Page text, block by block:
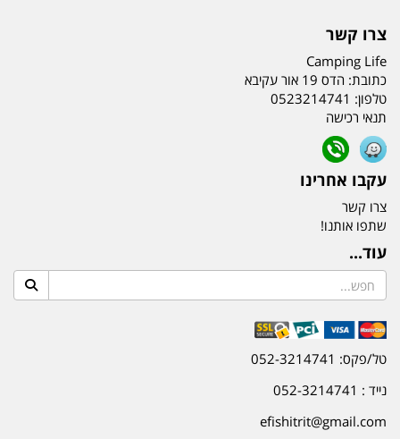
צרו קשר
Camping Life
כתובת: הדס 19 אור עקיבא
טלפון: 0523214741
תנאי רכישה
עקבו אחרינו
צרו קשר
שתפו אותנו!
עוד...
טל/פקס: 052-3214741
נייד : 052-3214741
efishitrit@gmail.com